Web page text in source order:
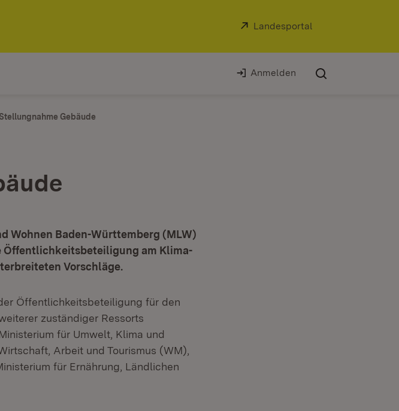
Extern:
Landesportal
Anmelden
Stellungnahme Gebäude
Wohnen Baden-Württemberg (MLW)
Öffentlichkeitsbeteiligung am Klima-
Vorschläge.
Öffentlichkeitsbeteiligung für den
zuständiger Ressorts
für Umwelt, Klima und
Arbeit und Tourismus (WM),
für Ernährung, Ländlichen